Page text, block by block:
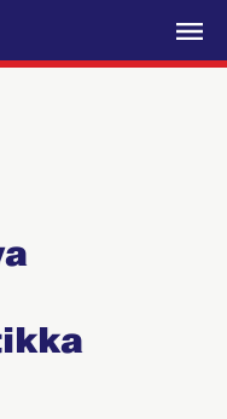
V